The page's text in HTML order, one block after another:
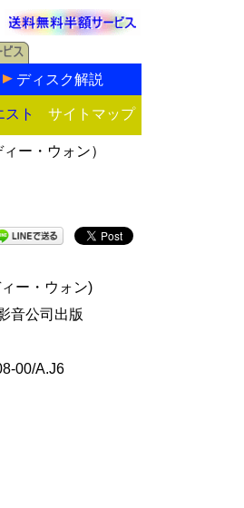
ディスク解説
スト サイトマップ
ー・ウォン）
ー・ウォン)
音公司出版
00/A.J6